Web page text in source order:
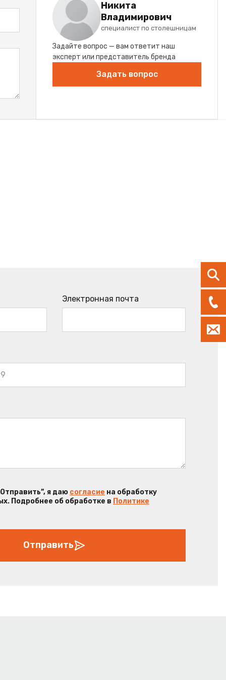
Никита
Владимирович
специалист по столешницам
Задайте вопрос — вам ответит наш
эксперт или представитель бренда
Задать вопрос
Электронная почта
я даю согласие на обработку
Подробнее об обработке в Политике
Отправить